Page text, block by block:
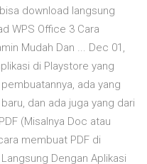
download langsung
WPS Office 3 Cara
Mudah Dan ... Dec 01,
di Playstore yang
ada yang
dan ada juga yang dari
(Misalnya Doc atau
membuat PDF di
Dengan Aplikasi